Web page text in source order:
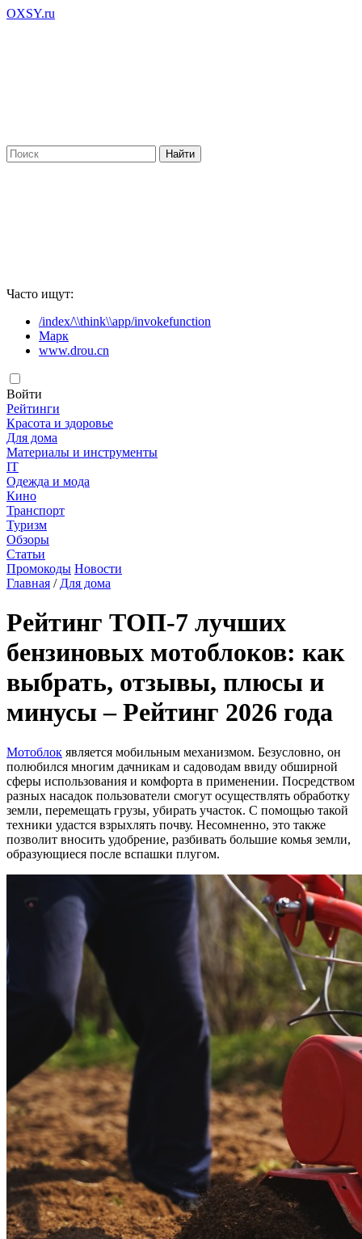
OXSY.ru
Часто ищут:
/index/\\think\\app/invokefunction
Марк
www.drou.cn
Войти
Рейтинги
Красота и здоровье
Для дома
Материалы и инструменты
IT
Одежда и мода
Кино
Транспорт
Туризм
Обзоры
Статьи
Промокоды Новости
Главная / Для дома
Рейтинг ТОП-7 лучших
бензиновых мотоблоков: как
выбрать, отзывы, плюсы и
минусы – Рейтинг 2026 года
Мотоблок является мобильным механизмом. Безусловно, он
полюбился многим дачникам и садоводам ввиду обширной
сферы использования и комфорта в применении. Посредством
разных насадок пользователи смогут осуществлять обработку
земли, перемещать грузы, убирать участок. С помощью такой
техники удастся взрыхлять почву. Несомненно, это также
позволит вносить удобрение, разбивать большие комья земли,
образующиеся после вспашки плугом.